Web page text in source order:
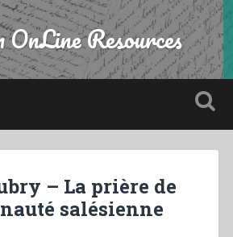
Resources
– La prière de
salésienne